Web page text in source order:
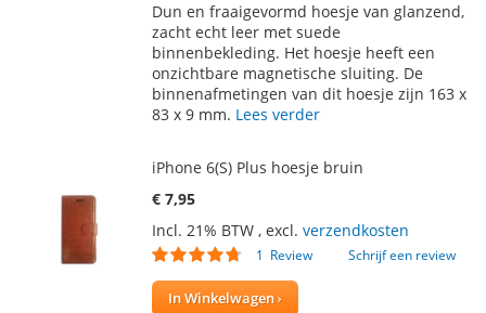
AAN
VERLANGLIJST
TE
VERGELIJKEN
Dun en fraaigevormd hoesje van glanzend,
zacht echt leer met suede
binnenbekleding. Het hoesje heeft een
onzichtbare magnetische sluiting. De
binnenafmetingen van dit hoesje zijn 163 x
83 x 9 mm. Lees verder
iPhone 6(S) Plus hoesje bruin
€ 7,95
Incl. 21% BTW , excl. verzendkosten
Waardering:
1 Review Schrijf een review
In Winkelwagen